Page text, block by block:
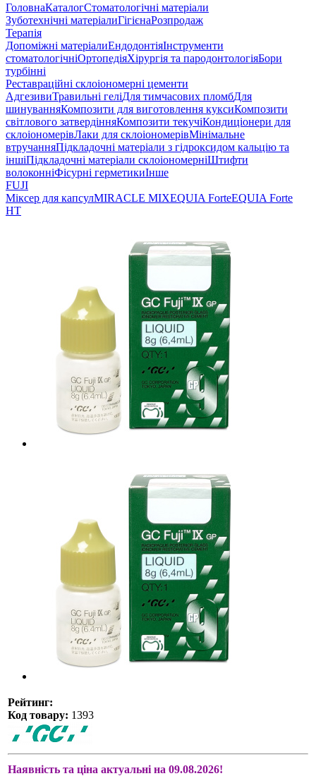
ГоловнаКаталогСтоматологічні матеріали
Зуботехнічні матеріалиГігієнаРозпродаж
Терапія
Допоміжні матеріалиЕндодонтіяІнструменти
стоматологічніОртопедіяХірургія та пародонтологіяБори
турбінні
Реставраційні склоіономерні цементи
АдгезивиТравильні геліДля тимчасових пломбДля
шинуванняКомпозити для виготовлення куксиКомпозити
світлового затвердінняКомпозити текучіКондиціонери для
склоіономерівЛаки для склоіономерівМінімальне
втручанняПідкладочні матеріали з гідроксидом кальцію та
іншіПідкладочні матеріали склоіономерніШтифти
волоконніФісурні герметикиІнше
FUJI
Міксер для капсулMIRACLE MIXEQUIA ForteEQUIA Forte
HT
Рейтинг:
Код товару: 1393
Наявність та ціна актуальні на 09.08.2026!